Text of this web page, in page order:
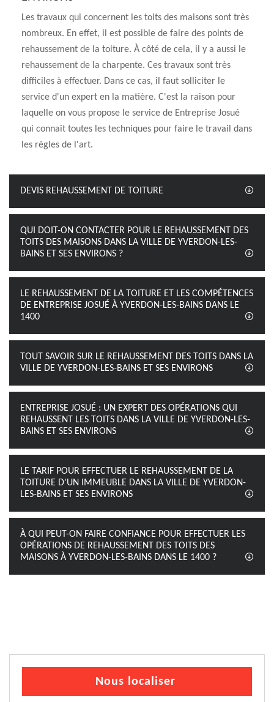
Les travaux qui concernent les toits des maisons sont très
nombreux. En effet, il est possible de faire des points de
rehaussement de la toiture. À côté de cela, il y a aussi le
rehaussement de la charpente. Ces travaux sont très
difficiles à effectuer. Dans ce cas, il faut solliciter le
service d'un expert en la matière. C'est la raison pour
laquelle on vous propose le service de Entreprise Josué
qui connait toutes les techniques pour faire le travail dans
les règles de l'art.
DEVIS REHAUSSEMENT DE TOITURE
QUI DOIT-ON CONTACTER POUR LE REHAUSSEMENT DES
TOITS DES MAISONS DANS LA VILLE DE YVERDON-LES-
BAINS ET SES ENVIRONS ?
LE REHAUSSEMENT DE LA TOITURE ET LES COMPÉTENCES
DE ENTREPRISE JOSUÉ À YVERDON-LES-BAINS DANS LE
1400
TOUT SAVOIR SUR LE REHAUSSEMENT DES TOITS DANS LA
VILLE DE YVERDON-LES-BAINS ET SES ENVIRONS
ENTREPRISE JOSUÉ : UN EXPERT DES OPÉRATIONS QUI
REHAUSSENT LES TOITS DANS LA VILLE DE YVERDON-LES-
BAINS ET SES ENVIRONS
LE TARIF POUR EFFECTUER LE REHAUSSEMENT DE LA
TOITURE D'UN IMMEUBLE DANS LA VILLE DE YVERDON-
LES-BAINS ET SES ENVIRONS
À QUI PEUT-ON FAIRE CONFIANCE POUR EFFECTUER LES
OPÉRATIONS DE REHAUSSEMENT DES TOITS DES
MAISONS À YVERDON-LES-BAINS DANS LE 1400 ?
Nous localiser